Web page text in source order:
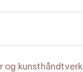
og kunsthåndtverk